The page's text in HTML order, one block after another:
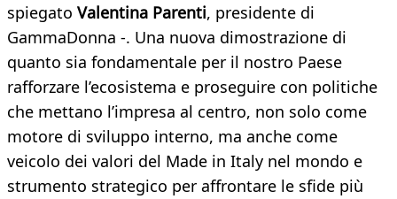
spiegato Valentina Parenti, presidente di
GammaDonna -. Una nuova dimostrazione di
quanto sia fondamentale per il nostro Paese
rafforzare l’ecosistema e proseguire con politiche
che mettano l’impresa al centro, non solo come
motore di sviluppo interno, ma anche come
veicolo dei valori del Made in Italy nel mondo e
strumento strategico per affrontare le sfide più